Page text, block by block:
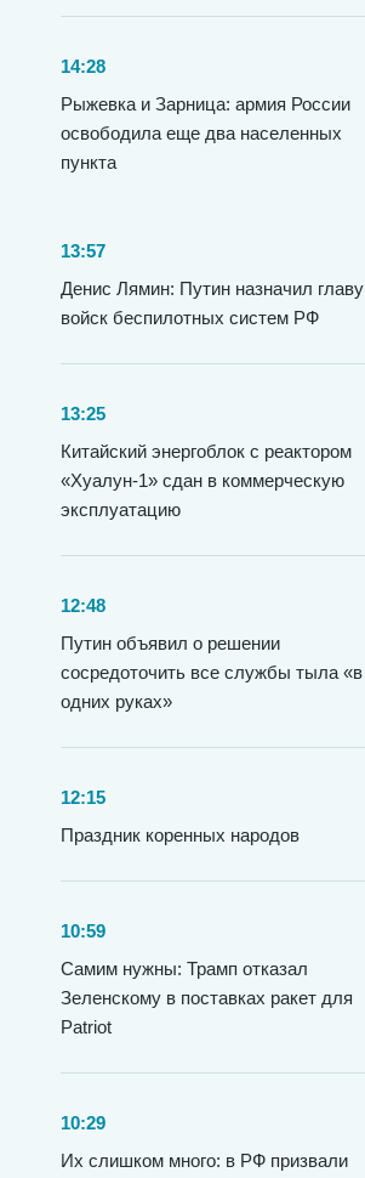
14:28
Рыжевка и Зарница: армия России
освободила еще два населенных
пункта
13:57
Денис Лямин: Путин назначил главу
войск беспилотных систем РФ
13:25
Китайский энергоблок с реактором
«Хуалун-1» сдан в коммерческую
эксплуатацию
12:48
Путин объявил о решении
сосредоточить все службы тыла «в
одних руках»
12:15
Праздник коренных народов
10:59
Самим нужны: Трамп отказал
Зеленскому в поставках ракет для
Patriot
10:29
Их слишком много: в РФ призвали